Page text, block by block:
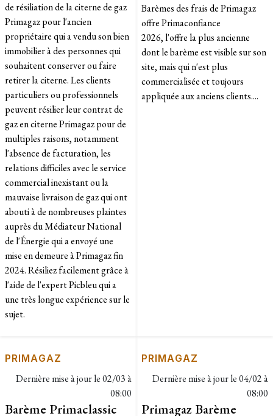
de résiliation de la citerne de gaz
Primagaz pour l'ancien
propriétaire qui a vendu son bien
immobilier à des personnes qui
souhaitent conserver ou faire
retirer la citerne. Les clients
particuliers ou professionnels
peuvent résilier leur contrat de
gaz en citerne Primagaz pour de
multiples raisons, notamment
l'absence de facturation, les
relations difficiles avec le service
commercial inexistant ou la
mauvaise livraison de gaz qui ont
abouti à de nombreuses plaintes
auprès du Médiateur National
de l'Énergie qui a envoyé une
mise en demeure à Primagaz fin
2024. Résiliez facilement grâce à
l'aide de l'expert Picbleu qui a
une très longue expérience sur le
sujet.
Barèmes des frais de Primagaz
offre Primaconfiance
2026, l'offre la plus ancienne
dont le barème est visible sur son
site, mais qui n'est plus
commercialisée et toujours
appliquée aux anciens clients....
PRIMAGAZ
Dernière mise à jour le02/03 à
08:00
Barème Primaclassic
PRIMAGAZ
Dernière mise à jour le04/02 à
08:00
Primagaz Barème